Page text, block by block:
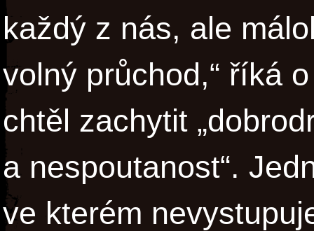
každý z nás, ale
volný průchod,“ říká
chtěl zachytit
a nespoutanost“.
ve kterém